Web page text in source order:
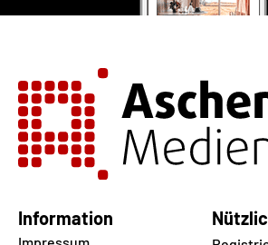
Information